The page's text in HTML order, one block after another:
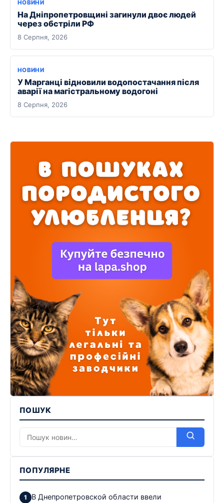
НОВИНИ
На Дніпропетровщині загинули двоє людей
через обстріли РФ
8 Серпня, 2026
НОВИНИ
У Марганці відновили водопостачання після
аварії на магістральному водогоні
8 Серпня, 2026
ПОШУК
ПОПУЛЯРНЕ
В Днепропетровской области ввели